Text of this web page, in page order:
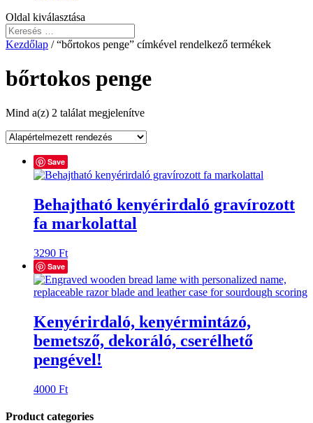
Oldal kiválasztása
Kezdőlap / “bőrtokos penge” címkével rendelkező termékek
bőrtokos penge
Mind a(z) 2 találat megjelenítve
Save
Behajtható kenyérirdaló gravírozott
fa markolattal
3290 Ft
Save
Kenyérirdaló, kenyérmintázó,
bemetsző, dekoráló, cserélhető
pengével!
4000 Ft
Product categories